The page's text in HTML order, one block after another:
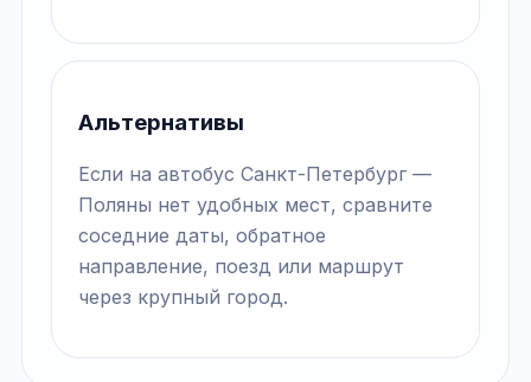
Альтернативы
Если на автобус Санкт-Петербург —
Поляны нет удобных мест, сравните
соседние даты, обратное
направление, поезд или маршрут
через крупный город.